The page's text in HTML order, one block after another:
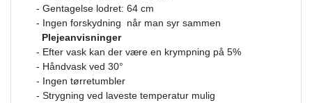
- Gentagelse lodret: 64 cm
- Ingen forskydning når man syr sammen
Plejeanvisninger
- Efter vask kan der være en krympning på 5%
- Håndvask ved 30°
- Ingen tørretumbler
- Strygning ved laveste temperatur mulig